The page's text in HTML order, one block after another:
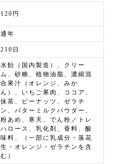
120円
通年
210日
水飴（国内製造）、クリー
ム、砂糖、植物油脂、濃縮混
合果汁（オレンジ、みか
ん）、いちご果肉、ココア、
抹茶、ピーナッツ、ゼラチ
ン、バターミルクパウダー、
粉あめ、寒天、でん粉／トレ
ハロース、乳化剤、香料、酸
味料、（一部に乳成分・落花
生・オレンジ・ゼラチンを含
む）